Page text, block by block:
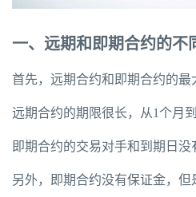
一、远期和即期合约的不
首先，远期合约和即期合约的最
远期合约的期限很长，从1个月到
即期合约的交易对手和到期日没
另外，即期合约没有保证金，但